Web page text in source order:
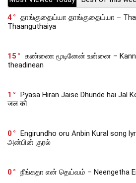
4
தாங்குதைய்யா தாங்குதைய்யா –
Thaanguthaiya
15
கண்ணை மூடினேன் உன்னை – Kannai
theadinean
1
Pyasa Hiran Jaise Dhunde hai Jal
जल को
0
Engirundho oru Anbin Kural song
அன்பின் குரல்
0 நீங்கதா என் தெய்வம் – Neengetha